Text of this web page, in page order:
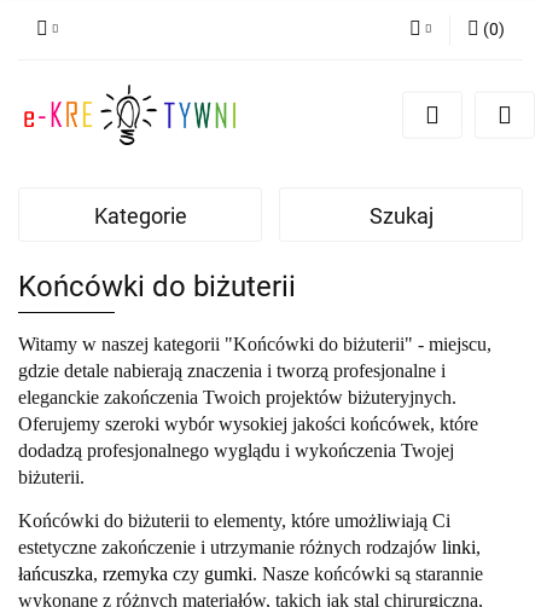
Zarejestruj się
(0)
Kategorie Szukaj
Końcówki do biżuterii
Witamy w naszej kategorii "Końcówki do biżuterii" - miejscu,
gdzie detale nabierają znaczenia i tworzą profesjonalne i
eleganckie zakończenia Twoich projektów biżuteryjnych.
Oferujemy szeroki wybór wysokiej jakości końcówek, które
dodadzą profesjonalnego wyglądu i wykończenia Twojej
biżuterii.
Końcówki do biżuterii to elementy, które umożliwiają Ci
estetyczne zakończenie i utrzymanie różnych rodzajów linki,
łańcuszka, rzemyka czy gumki. Nasze końcówki są starannie
wykonane z różnych materiałów, takich jak stal chirurgiczna,